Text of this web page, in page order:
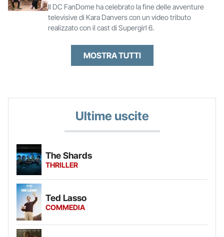
Il DC FanDome ha celebrato la fine delle avventure
televisive di Kara Danvers con un video tributo
realizzato con il cast di Supergirl 6.
MOSTRA TUTTI
Ultime uscite
The Shards
THRILLER
Ted Lasso
COMMEDIA